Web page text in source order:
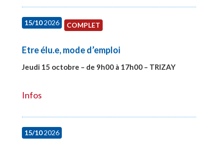
15/102026 COMPLET
Etre élu.e, mode d’emploi
Jeudi 15 octobre – de 9h00 à 17h00 – TRIZAY
Infos
15/102026